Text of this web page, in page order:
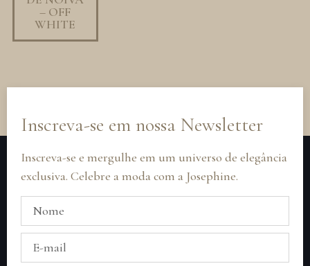
– OFF
WHITE
Inscreva-se em nossa Newsletter
Inscreva-se e mergulhe em um universo de elegância
exclusiva. Celebre a moda com a Josephine.